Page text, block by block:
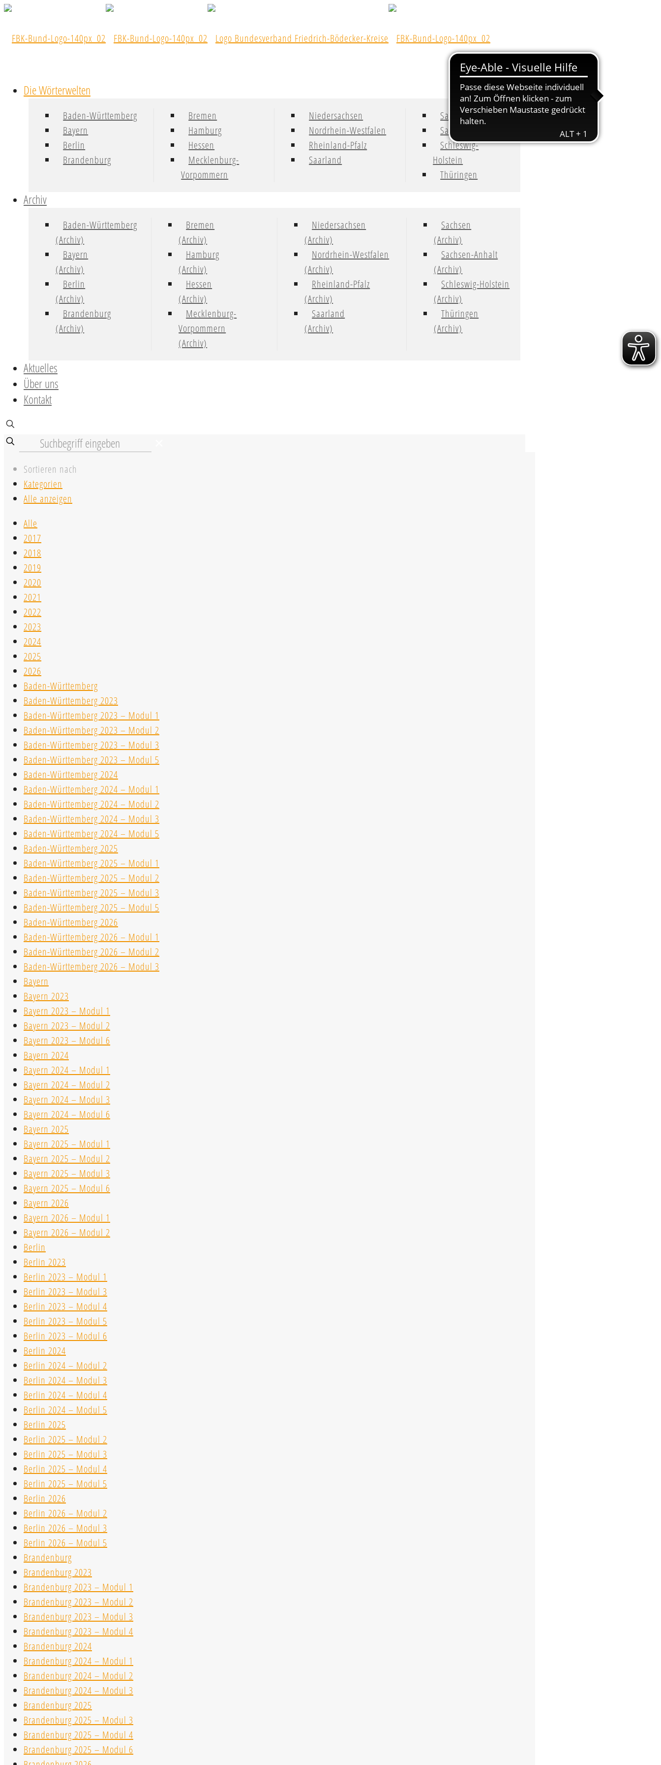
Die Wörterwelten
Baden-Württemberg
Bayern
Berlin
Brandenburg
Bremen
Hamburg
Hessen
Mecklenburg-
Vorpommern
Niedersachsen
Nordrhein-Westfalen
Rheinland-Pfalz
Saarland
Sachsen
Sachsen-Anhalt
Schleswig-
Holstein
Thüringen
Archiv
Baden-Württemberg
(Archiv)
Bayern
(Archiv)
Berlin
(Archiv)
Brandenburg
(Archiv)
Bremen
(Archiv)
Hamburg
(Archiv)
Hessen
(Archiv)
Mecklenburg-
Vorpommern
(Archiv)
Niedersachsen
(Archiv)
Nordrhein-Westfalen
(Archiv)
Rheinland-Pfalz
(Archiv)
Saarland
(Archiv)
Sachsen
(Archiv)
Sachsen-Anhalt
(Archiv)
Schleswig-Holstein
(Archiv)
Thüringen
(Archiv)
Aktuelles
Über uns
Kontakt
Sortieren nach
Kategorien
Alle anzeigen
Alle
2017
2018
2019
2020
2021
2022
2023
2024
2025
2026
Baden-Württemberg
Baden-Württemberg 2023
Baden-Württemberg 2023 – Modul 1
Baden-Württemberg 2023 – Modul 2
Baden-Württemberg 2023 – Modul 3
Baden-Württemberg 2023 – Modul 5
Baden-Württemberg 2024
Baden-Württemberg 2024 – Modul 1
Baden-Württemberg 2024 – Modul 2
Baden-Württemberg 2024 – Modul 3
Baden-Württemberg 2024 – Modul 5
Baden-Württemberg 2025
Baden-Württemberg 2025 – Modul 1
Baden-Württemberg 2025 – Modul 2
Baden-Württemberg 2025 – Modul 3
Baden-Württemberg 2025 – Modul 5
Baden-Württemberg 2026
Baden-Württemberg 2026 – Modul 1
Baden-Württemberg 2026 – Modul 2
Baden-Württemberg 2026 – Modul 3
Bayern
Bayern 2023
Bayern 2023 – Modul 1
Bayern 2023 – Modul 2
Bayern 2023 – Modul 6
Bayern 2024
Bayern 2024 – Modul 1
Bayern 2024 – Modul 2
Bayern 2024 – Modul 3
Bayern 2024 – Modul 6
Bayern 2025
Bayern 2025 – Modul 1
Bayern 2025 – Modul 2
Bayern 2025 – Modul 3
Bayern 2025 – Modul 6
Bayern 2026
Bayern 2026 – Modul 1
Bayern 2026 – Modul 2
Berlin
Berlin 2023
Berlin 2023 – Modul 1
Berlin 2023 – Modul 3
Berlin 2023 – Modul 4
Berlin 2023 – Modul 5
Berlin 2023 – Modul 6
Berlin 2024
Berlin 2024 – Modul 2
Berlin 2024 – Modul 3
Berlin 2024 – Modul 4
Berlin 2024 – Modul 5
Berlin 2025
Berlin 2025 – Modul 2
Berlin 2025 – Modul 3
Berlin 2025 – Modul 4
Berlin 2025 – Modul 5
Berlin 2026
Berlin 2026 – Modul 2
Berlin 2026 – Modul 3
Berlin 2026 – Modul 5
Brandenburg
Brandenburg 2023
Brandenburg 2023 – Modul 1
Brandenburg 2023 – Modul 2
Brandenburg 2023 – Modul 3
Brandenburg 2023 – Modul 4
Brandenburg 2024
Brandenburg 2024 – Modul 1
Brandenburg 2024 – Modul 2
Brandenburg 2024 – Modul 3
Brandenburg 2025
Brandenburg 2025 – Modul 3
Brandenburg 2025 – Modul 4
Brandenburg 2025 – Modul 6